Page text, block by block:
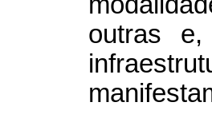
outras